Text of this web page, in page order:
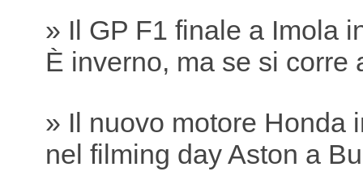
» Il GP F1 finale a Imola
È inverno, ma se si corre
» Il nuovo motore Honda
nel filming day Aston a